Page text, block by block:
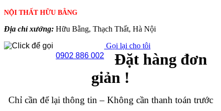
NỘI THẤT HỮU BẰNG
Địa chỉ xưởng: Hữu Bằng, Thạch Thất, Hà Nội
0902 886 002
Gọi lại cho tôi
Đặt hàng đơn
giản !
Chỉ cần để lại thông tin – Không cần thanh toán trước